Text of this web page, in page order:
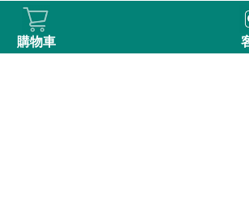
購物車